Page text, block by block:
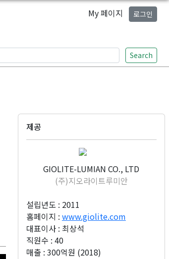
My 페이지 로그인
Search
제공
GIOLITE-LUMIAN CO., LTD
(주)지오라이트루미안
설립년도 : 2011
홈페이지 : www.giolite.com
대표이사 : 최상석
직원수 : 40
매출 : 300억원 (2018)